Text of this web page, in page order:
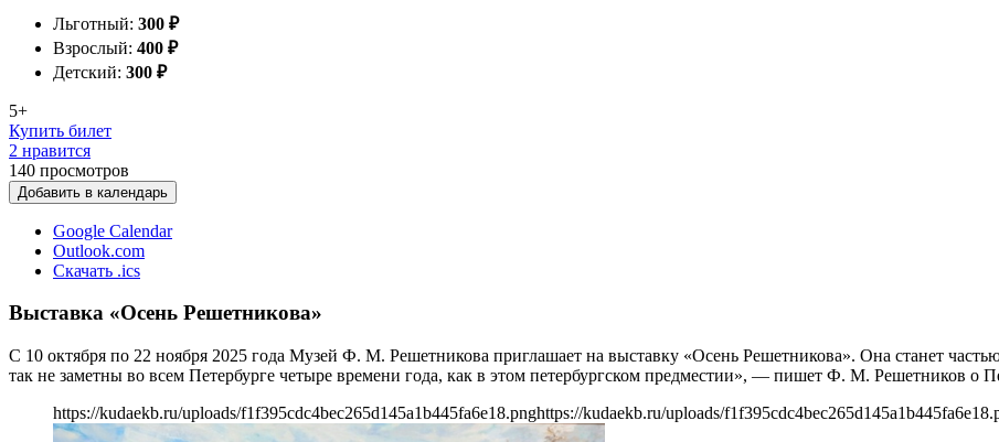
Льготный: 300 ₽
Взрослый: 400 ₽
Детский: 300 ₽
5+
Купить билет
2 нравится
140 просмотров
Добавить в календарь
Google Calendar
Outlook.com
Скачать .ics
Выставка «Осень Решетникова»
С 10 октября по 22 ноября 2025 года Музей Ф. М. Решетникова приглашает на выставку «Осень Решетникова». Она станет
так не заметны во всем Петербурге четыре времени года, как в этом петербургском предместии», — пишет Ф. М. Решетников о
https://kudaekb.ru/uploads/f1f395cdc4bec265d145a1b445fa6e18.pnghttps://kudaekb.ru/uploads/